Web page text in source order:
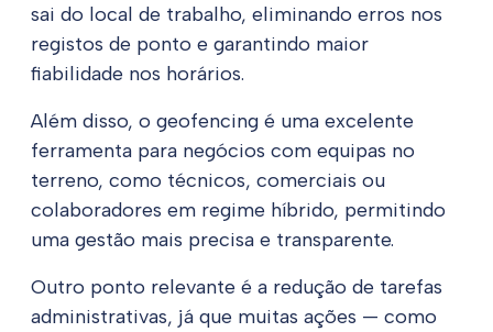
sai do local de trabalho, eliminando erros nos
registos de ponto e garantindo maior
fiabilidade nos horários.
Além disso, o geofencing é uma excelente
ferramenta para negócios com equipas no
terreno, como técnicos, comerciais ou
colaboradores em regime híbrido, permitindo
uma gestão mais precisa e transparente.
Outro ponto relevante é a redução de tarefas
administrativas, já que muitas ações — como